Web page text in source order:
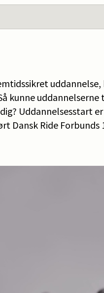
kunne
Uddannelsesstart
Dansk Ride